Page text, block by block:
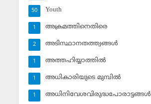
Youth
50
അക്രമത്തിനെതിരെ
1
അടിസ്ഥാനതത്ത്വങ്ങള്‍
2
അത്തഹിയ്യാത്തില്‍
1
അധികാരിയുടെ മുമ്പില്‍
1
അധിനിവേശവിരുദ്ധപോരാട്ടങ്ങള്‍
1